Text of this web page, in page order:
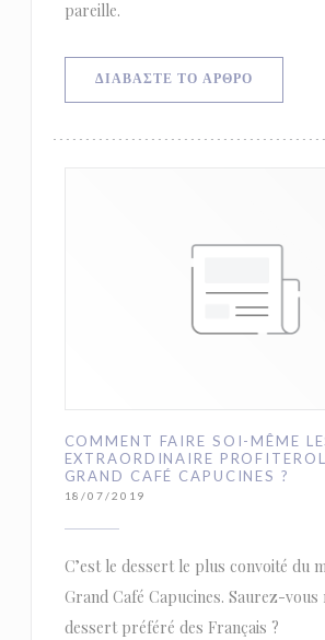
pareille.
ΔΙΑΒΆΣΤΕ ΤΟ ΆΡΘΡΟ
COMMENT FAIRE SOI-MÊME
EXTRAORDINAIRE
GRAND CAFÉ CAPUCINES ?
18/07/2019
C’est le dessert le plus convoité du
Grand Café Capucines. Saurez-vous
dessert préféré des Français ?